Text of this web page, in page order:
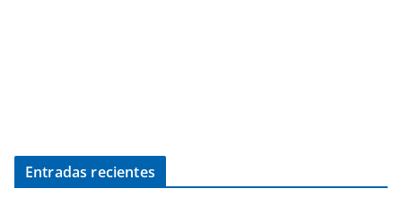
Entradas recientes